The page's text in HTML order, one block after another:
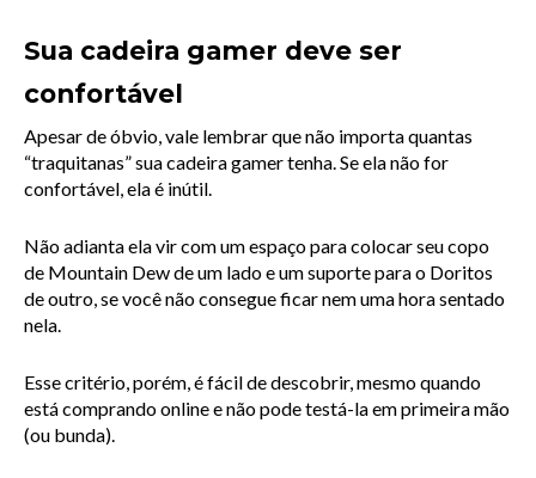
Sua cadeira gamer deve ser
confortável
Apesar de óbvio, vale lembrar que não importa quantas
“traquitanas” sua cadeira gamer tenha. Se ela não for
confortável, ela é inútil.
Não adianta ela vir com um espaço para colocar seu copo
de Mountain Dew de um lado e um suporte para o Doritos
de outro, se você não consegue ficar nem uma hora sentado
nela.
Esse critério, porém, é fácil de descobrir, mesmo quando
está comprando online e não pode testá-la em primeira mão
(ou bunda).